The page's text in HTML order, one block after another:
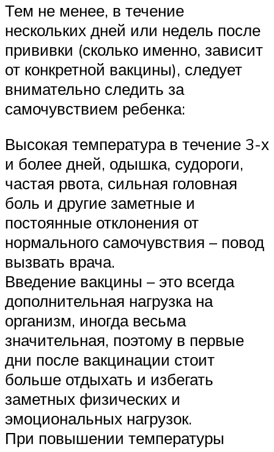
Тем не менее, в течение
нескольких дней или недель после
прививки (сколько именно, зависит
от конкретной вакцины), следует
внимательно следить за
самочувствием ребенка:
Высокая температура в течение 3-х
и более дней, одышка, судороги,
частая рвота, сильная головная
боль и другие заметные и
постоянные отклонения от
нормального самочувствия – повод
вызвать врача.
Введение вакцины – это всегда
дополнительная нагрузка на
организм, иногда весьма
значительная, поэтому в первые
дни после вакцинации стоит
больше отдыхать и избегать
заметных физических и
эмоциональных нагрузок.
При повышении температуры